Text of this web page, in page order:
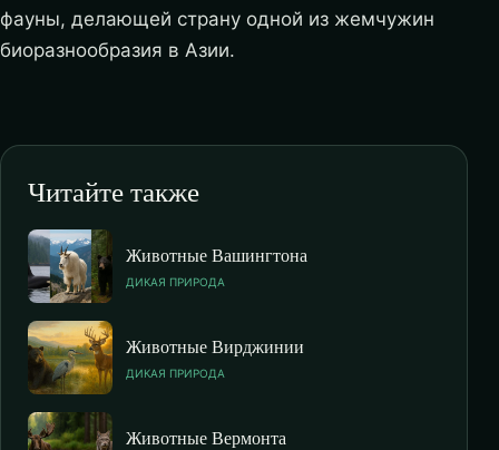
фауны, делающей страну одной из жемчужин
биоразнообразия в Азии.
Читайте также
Животные Вашингтона
ДИКАЯ ПРИРОДА
Животные Вирджинии
ДИКАЯ ПРИРОДА
Животные Вермонта